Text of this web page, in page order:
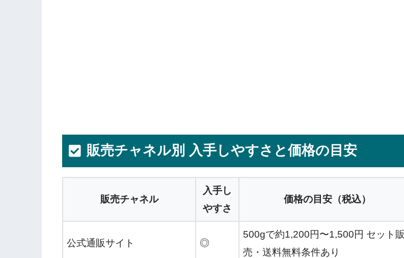
販売チャネル別 入手しやすさと価格の目安
販売チャネル
入手し
やすさ
価格の目安（税込）
公式通販サイト ◎
500gで約1,200円〜1,500円 セット販
売・送料無料条件あり